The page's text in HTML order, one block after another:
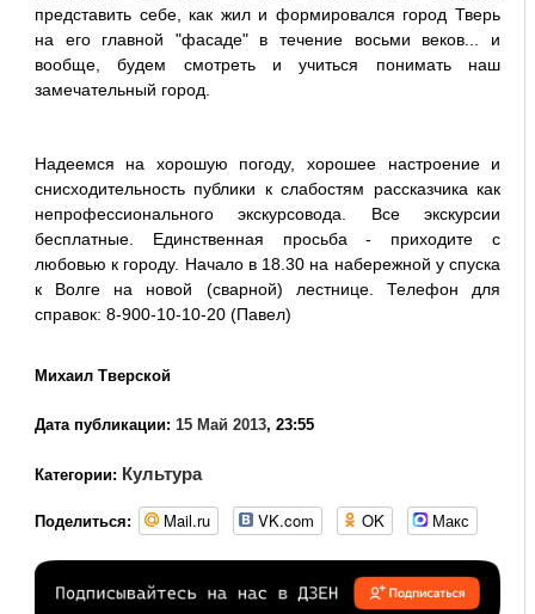
представить себе, как жил и формировался город Тверь
на его главной "фасаде" в течение восьми веков... и
вообще, будем смотреть и учиться понимать наш
замечательный город.
Надеемся на хорошую погоду, хорошее настроение и
снисходительность публики к слабостям рассказчика как
непрофессионального экскурсовода. Все экскурсии
бесплатные. Единственная просьба - приходите с
любовью к городу. Начало в 18.30 на набережной у спуска
к Волге на новой (сварной) лестнице. Телефон для
справок: 8-900-10-10-20 (Павел)
Михаил Тверской
Дата публикации: 15 Май 2013, 23:55
Категории: Культура
Поделиться: Mail.ru VK.com OK Макс